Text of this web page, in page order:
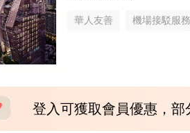
華人友善 機場接駁服務
登入可獲取會員優惠，